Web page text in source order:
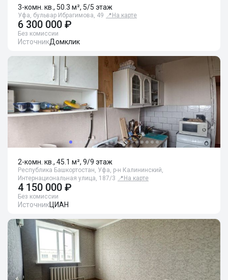
3-комн. кв., 50.3 м², 5/5 этаж
Уфа, бульвар Ибрагимова, 49 📍 На карте
6 300 000 ₽
Без комиссии
ИсточникДомклик
2-комн. кв., 45.1 м², 9/9 этаж
Республика Башкортостан, Уфа, р-н Калининский,
Интернациональная улица, 187/3 📍 На карте
4 150 000 ₽
Без комиссии
ИсточникЦИАН